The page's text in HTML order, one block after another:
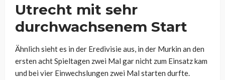
Utrecht mit sehr
durchwachsenem Start
Ähnlich sieht es in der Eredivisie aus, in der Murkin an den
ersten acht Spieltagen zwei Mal gar nicht zum Einsatz kam
und bei vier Einwechslungen zwei Mal starten durfte.